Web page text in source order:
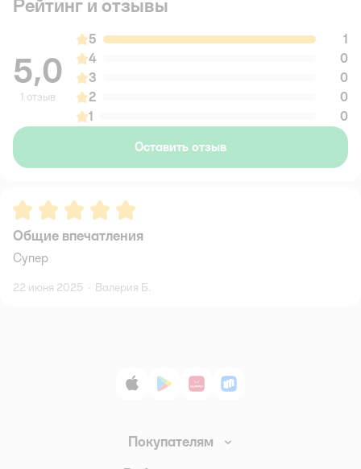
Рейтинг и отзывы
5,0
1 отзыв
5
1
4
0
3
0
2
0
1
0
Оставить отзыв
Рейтинг:5
Общие впечатления
Супер
22 июня 2025 · Валерия Б.
App StoreGoogle Play
AppGallery
RuStore
Покупателям